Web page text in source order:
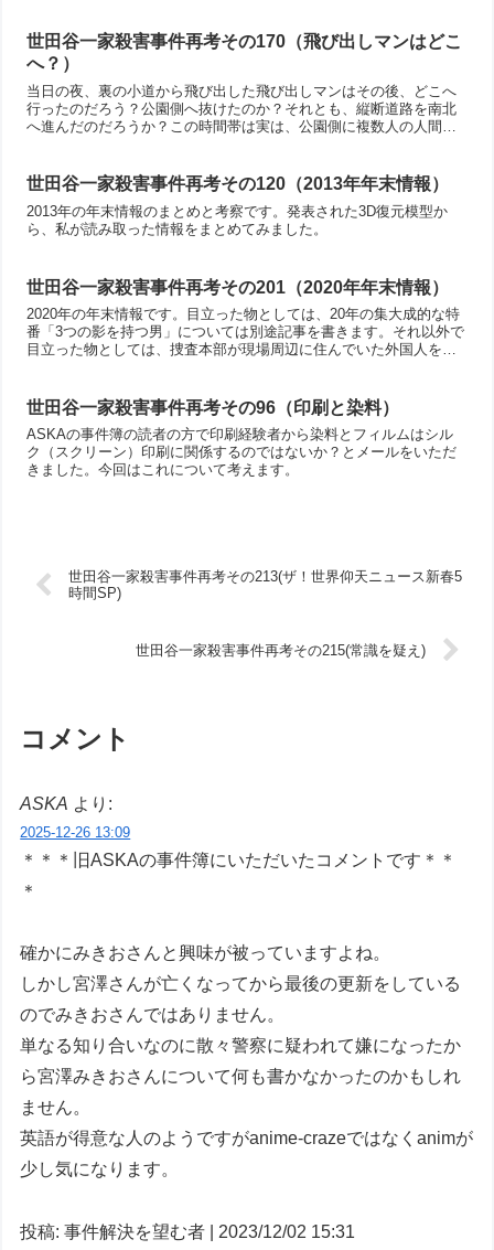
世田谷一家殺害事件再考その170（飛び出しマンはどこ
へ？）
当日の夜、裏の小道から飛び出した飛び出しマンはその後、どこへ
行ったのだろう？公園側へ抜けたのか？それとも、縦断道路を南北
へ進んだのだろうか？この時間帯は実は、公園側に複数人の人間が
世田谷一家殺害事件再考その120（2013年年末情報）
2013年の年末情報のまとめと考察です。発表された3D復元模型か
ら、私が読み取った情報をまとめてみました。
世田谷一家殺害事件再考その201（2020年年末情報）
2020年の年末情報です。目立った物としては、20年の集大成的な特
番「3つの影を持つ男」については別途記事を書きます。それ以外で
目立った物としては、捜査本部が現場周辺に住んでいた外国人を施
後日本に帰国しないので捜査が止まっている。北朝鮮の特殊部隊説
などもあったんですね。最後に事件の前日にスーパーで包丁「関の
孫六」を購入した人物の防犯カメラ映像があったと報道されていま
す。
世田谷一家殺害事件再考その96（印刷と染料）
ASKAの事件簿の読者の方で印刷経験者から染料とフィルムはシル
ク（スクリーン）印刷に関係するのではないか？とメールをいただ
きました。今回はこれについて考えます。
世田谷一家殺害事件再考その213(ザ！世界仰天ニュース新春5
時間SP)
世田谷一家殺害事件再考その215(常識を疑え)
コメント
ASKA より:
2025-12-26 13:09
＊＊＊旧ASKAの事件簿にいただいたコメントです＊＊
＊
確かにみきおさんと興味が被っていますよね。
しかし宮澤さんが亡くなってから最後の更新をしている
のでみきおさんではありません。
単なる知り合いなのに散々警察に疑われて嫌になったか
ら宮澤みきおさんについて何も書かなかったのかもしれ
ません。
英語が得意な人のようですがanime-crazeではなくanimが
少し気になります。
投稿: 事件解決を望む者 | 2023/12/02 15:31